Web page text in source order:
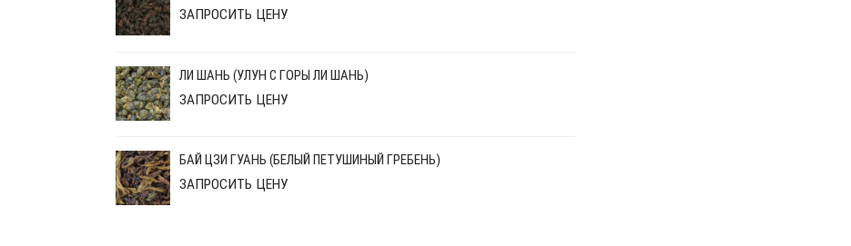
ЗАПРОСИТЬ ЦЕНУ
ЛИ ШАНЬ (УЛУН С ГОРЫ ЛИ ШАНЬ)
ЗАПРОСИТЬ ЦЕНУ
БАЙ ЦЗИ ГУАНЬ (БЕЛЫЙ ПЕТУШИНЫЙ ГРЕБЕНЬ)
ЗАПРОСИТЬ ЦЕНУ